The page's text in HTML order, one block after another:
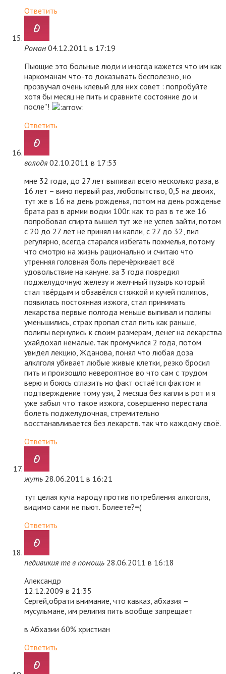
Ответить
Роман 04.12.2011 в 17:19
Пьющие это больные люди и иногда кажется что им как
наркоманам что-то доказывать бесполезно, но
прозвучал очень клевый для них совет : попробуйте
хотя бы месяц не пить и сравните состояние до и
после”!
Ответить
володя 02.10.2011 в 17:53
мне 32 года, до 27 лет выпивал всего несколько раза, в
16 лет – вино первый раз, любопытство, 0,5 на двоих,
тут же в 16 на день рожденья, потом на день рожденье
брата раз в армии водки 100г. как то раз в те же 16
попробовал спирта вышел тут же не успев зайти, потом
с 20 до 27 лет не принял ни капли, с 27 до 32, пил
регулярно, всегда старался избегать похмелья, потому
что смотрю на жизнь рационально и считаю что
утренняя головная боль перечёркивает всё
удовольствие на кануне. за 3 года повредил
поджелудочную железу и желчный пузырь который
стал твёрдым и обзавёлся стяжкой и кучей полипов,
появилась постоянная изжога, стал принимать
лекарства первые полгода меньше выпивал и полипы
уменьшились, страх пропал стал пить как раньше,
полипы вернулись к своим размерам, денег на лекарства
ухайдохал немалые. так промучился 2 года, потом
увидел лекцию, Жданова, понял что любая доза
алклголя убивает любые живые клетки, резко бросил
пить и произошло невероятное во что сам с трудом
верю и боюсь сглазить но факт остаётся фактом и
подтверждение тому узи, 2 месяца без капли в рот и я
уже забыл что такое изжога, совершенно перестала
болеть поджелудочная, стремительно
восстанавливается без лекарств. так что каждому своё.
Ответить
жуть 28.06.2011 в 16:21
тут целая куча народу против потребления алкоголя,
видимо сами не пьют. Болеете?=(
Ответить
педивикия те в помощь 28.06.2011 в 16:18
Александр
12.12.2009 в 21:35
Сергей,обрати внимание, что кавказ, абхазия –
мусульмане, им религия пить вообще запрещает
в Абхазии 60% христиан
Ответить